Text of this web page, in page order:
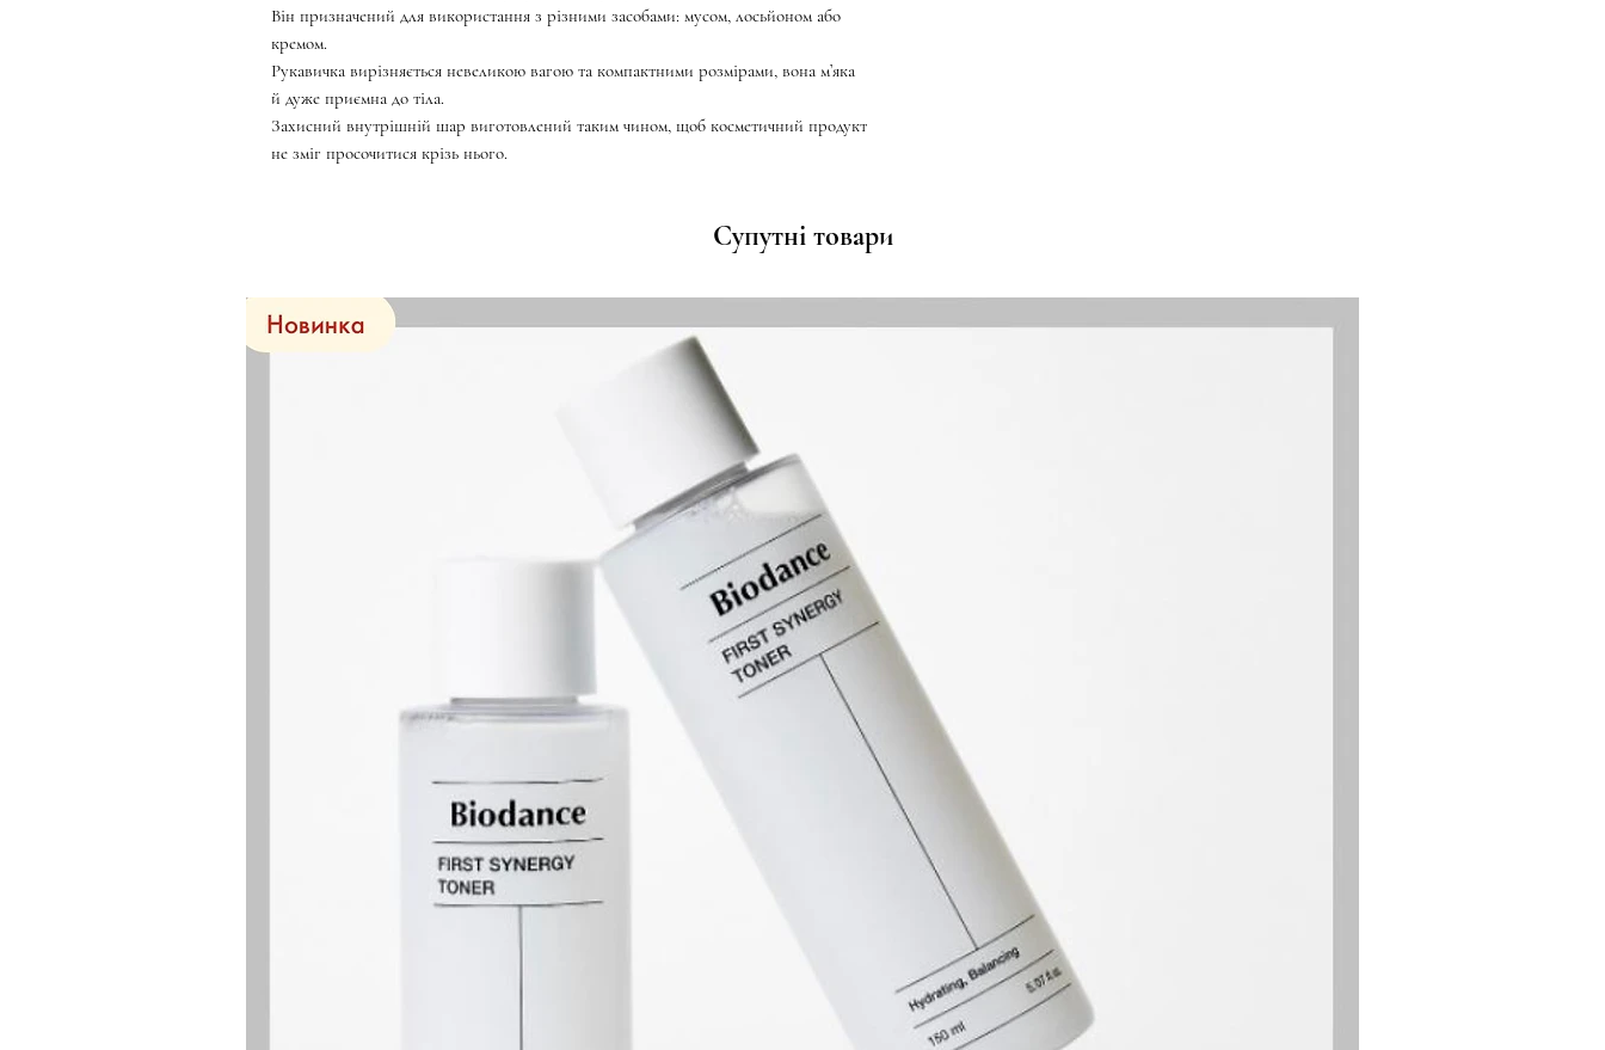
Супутні товари
Він призначений для використання з різними засобами: мусом, лосьйоном або
кремом.
Рукавичка вирізняється невеликою вагою та компактними розмірами, вона м’яка
й дуже приємна до тіла.
Захисний внутрішній шар виготовлений таким чином, щоб косметичний продукт
не зміг просочитися крізь нього.